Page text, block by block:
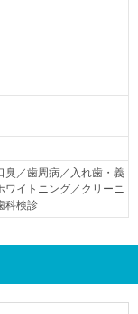
臭／歯周病／入れ歯・義
ワイトニング／クリーニ
科検診